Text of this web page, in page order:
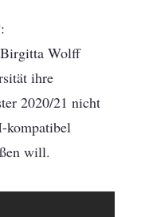
Wolff
ihre
2020/21 nicht
kompatibel
will.